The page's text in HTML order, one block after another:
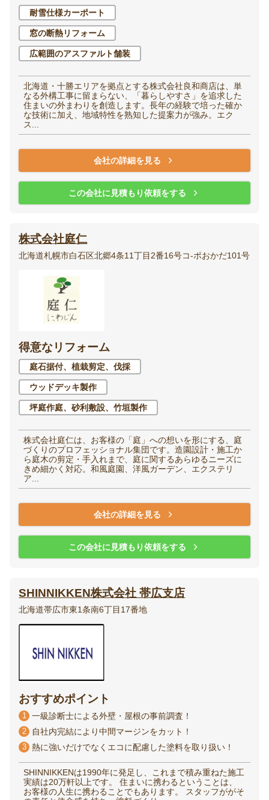
耐雪仕様カーポート
窓の断熱リフォーム
広範囲のアスファルト舗装
北海道・十勝エリアを拠点とする株式会社良和商店は、単
なる外構工事に留まらない、「暮らしやすさ」を追求した
住まいの外まわりを創造します。長年の経験で培った確か
な技術に加え、地域特性を熟知した提案力が強み。エク
ス...
会社の詳細を見る
この会社に見積もり依頼をする
株式会社庭仁
北海道札幌市白石区北郷4条11丁目2番16号コ-ポおかだ101号
得意なリフォーム
庭石据付、植栽剪定、伐採
ウッドデッキ製作
坪庭作庭、砂利敷設、竹垣製作
株式会社庭仁は、お客様の「庭」への想いを形にする、庭
づくりのプロフェッショナル集団です。造園設計・施工か
ら庭木の剪定・手入れまで、庭に関するあらゆるニーズに
きめ細かく対応。和風庭園、洋風ガーデン、エクステリ
ア...
会社の詳細を見る
この会社に見積もり依頼をする
SHINNIKKEN株式会社 帯広支店
北海道帯広市東1条南6丁目17番地
おすすめポイント
1 一級診断士による外壁・屋根の事前調査！
2 自社内完結により中間マージンをカット！
3 熱に強いだけでなくエコに配慮した塗料を取り扱い！
SHINNIKKENは1990年に発足し、これまで積み重ねた施工
実績は20万軒以上です。 住まいに携わるということは、
お客様の人生に携わることでもあります。 スタッフががそ